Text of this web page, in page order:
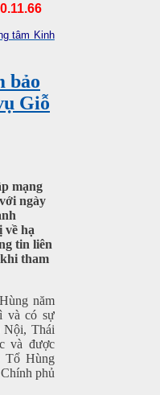
tâm Kinh
bảo
Giỗ
mạng
ngày
về hạ
tin liên
tham
năm
và có sự
Nội, Thái
và được
Tổ Hùng
phủ